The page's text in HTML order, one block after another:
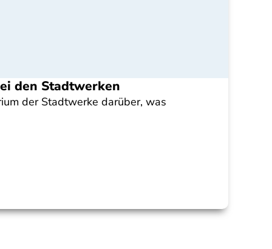
den Stadtwerken
der Stadtwerke darüber, was